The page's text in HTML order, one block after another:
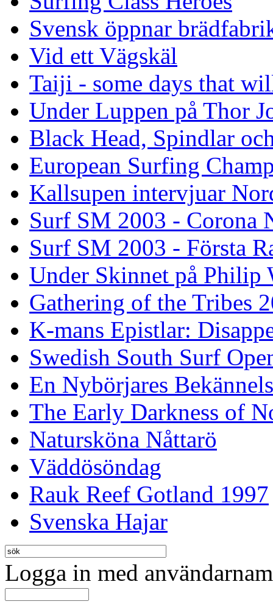
Svensk öppnar
Vid ett Vägskäl
Taiji - some days that
Under Luppen på Thor
Black Head, Spindlar
European Surfing
Kallsupen intervjuar
Surf SM 2003 - Corona
Surf SM 2003 - Första
Under Skinnet på Philip
Gathering of the Tribes
K-mans Epistlar:
Swedish South Surf
En Nybörjares
The Early Darkness of
Natursköna Nåttarö
Väddösöndag
Rauk Reef Gotland 1997
Svenska Hajar
Logga in med